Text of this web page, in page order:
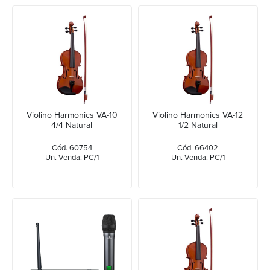
Violino Harmonics VA-10
4/4 Natural
Cód. 60754
Un. Venda: PC/1
Violino Harmonics VA-12
1/2 Natural
Cód. 66402
Un. Venda: PC/1